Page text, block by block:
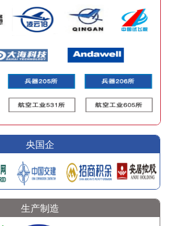
央国企
生产制造